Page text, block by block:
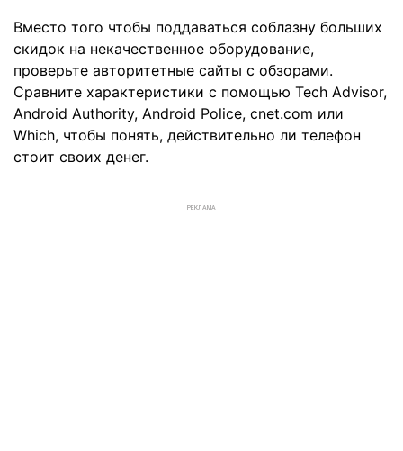
Вместо того чтобы поддаваться соблазну больших
скидок на некачественное оборудование,
проверьте авторитетные сайты с обзорами.
Сравните характеристики с помощью Tech Advisor,
Android Authority, Android Police, cnet.com или
Which, чтобы понять, действительно ли телефон
стоит своих денег.
РЕКЛАМА